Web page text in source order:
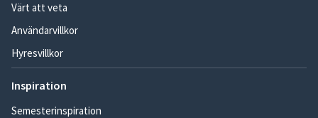
Värt att veta
Användarvillkor
Hyresvillkor
Inspiration
Semesterinspiration